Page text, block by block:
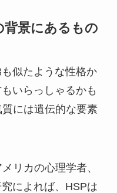
背景にあるもの
も似たような性格か
いらっしゃるかも
には遺伝的な要素
リカの心理学者、
によれば、HSPは